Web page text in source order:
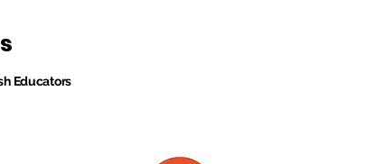
Educators